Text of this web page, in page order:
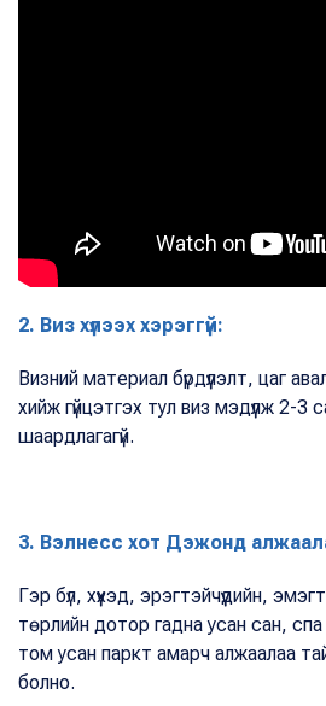
2. Виз хүлээх хэрэггүй:
Визний материал бүрдүүлэлт, цаг
хийж гүйцэтгэх тул виз мэдүүлж 2-3
шаардлагагүй.
3. Вэлнесс хот Дэжонд
Гэр бүл, хүүхэд, эрэгтэйчүүдийн,
төрлийн дотор гадна усан сан,
том усан паркт амарч алжаалаа
болно.